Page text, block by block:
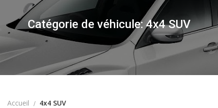
Catégorie de véhicule: 4x4 SUV
Accueil 4x4 SUV